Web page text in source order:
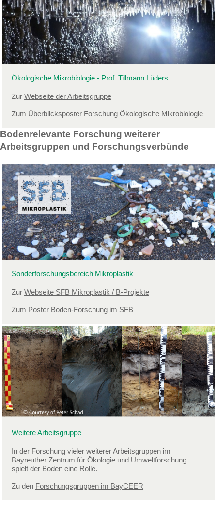
Ökologische Mikrobiologie - Prof. Tillmann Lüders
Zur Webseite der Arbeitsgruppe
Zum Überblicksposter Forschung Ökologische Mikrobiologie
Bodenrelevante Forschung weiterer
Arbeitsgruppen und Forschungsverbünde
Sonderforschungsbereich Mikroplastik
Zur Webseite SFB Mikroplastik / B-Projekte
Zum Poster Boden-Forschung im SFB
Weitere Arbeitsgruppe
In der Forschung vieler weiterer Arbeitsgruppen im
Bayreuther Zentrum für Ökologie und Umweltforschung
spielt der Boden eine Rolle.
Zu den Forschungsgruppen im BayCEER